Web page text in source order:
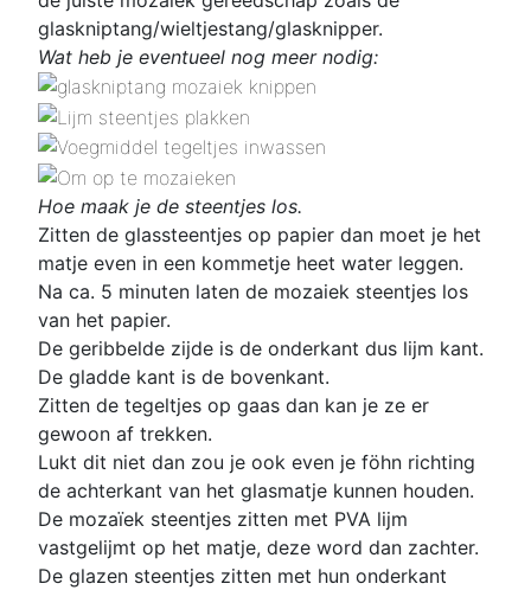
glaskniptang/wieltjestang/glasknipper.
Wat heb je eventueel nog meer nodig:
Hoe maak je de steentjes los.
Zitten de glassteentjes op papier dan moet je het
matje even in een kommetje heet water leggen.
Na ca. 5 minuten laten de mozaiek steentjes los
van het papier.
De geribbelde zijde is de onderkant dus lijm kant.
De gladde kant is de bovenkant.
Zitten de tegeltjes op gaas dan kan je ze er
gewoon af trekken.
Lukt dit niet dan zou je ook even je föhn richting
de achterkant van het glasmatje kunnen houden.
De mozaïek steentjes zitten met PVA lijm
vastgelijmt op het matje, deze word dan zachter.
De glazen steentjes zitten met hun onderkant